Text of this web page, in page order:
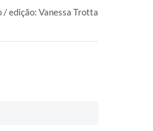
edição: Vanessa Trotta